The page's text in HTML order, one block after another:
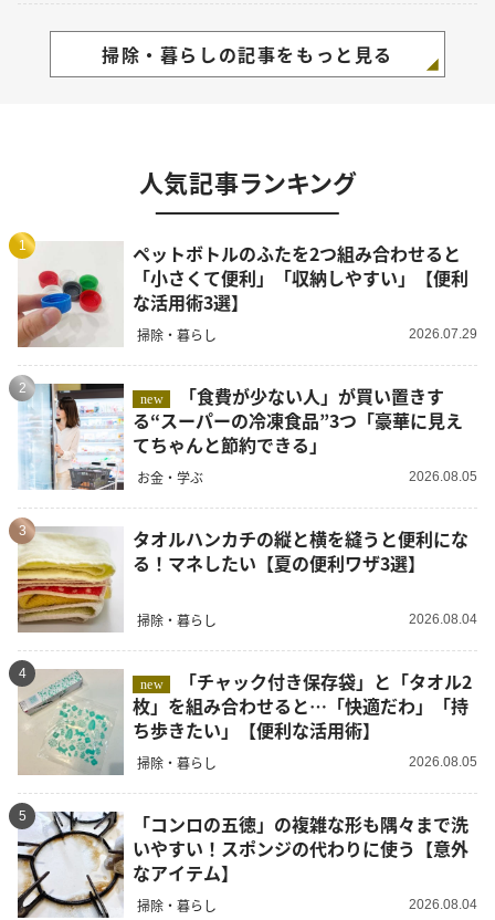
掃除・暮らしの記事をもっと見る
人気記事ランキング
1
ペットボトルのふたを2つ組み合わせると
「小さくて便利」「収納しやすい」【便利
な活用術3選】
掃除・暮らし 2026.07.29
2
new
る“スーパーの冷凍食品”3つ「豪華に見え
てちゃんと節約できる」
お金・学ぶ 2026.08.05
3
タオルハンカチの縦と横を縫うと便利にな
る！マネしたい【夏の便利ワザ3選】
掃除・暮らし 2026.08.04
4
new
枚」を組み合わせると…「快適だわ」「持
ち歩きたい」【便利な活用術】
掃除・暮らし 2026.08.05
5
「コンロの五徳」の複雑な形も隅々まで洗
いやすい！スポンジの代わりに使う【意外
なアイテム】
掃除・暮らし 2026.08.04